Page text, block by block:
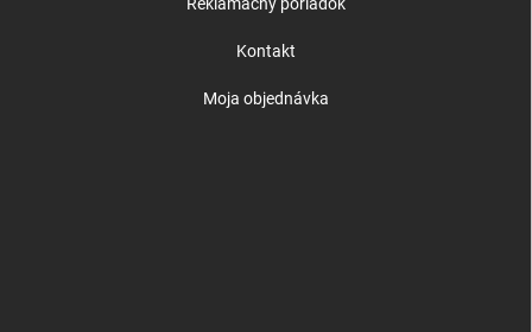
Reklamačný poriadok
Kontakt
Moja objednávka